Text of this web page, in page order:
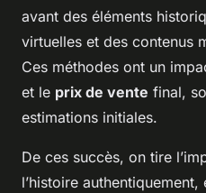
avant des éléments
virtuelles et des contenus
Ces méthodes ont un
et le prix de vente final,
estimations initiales.
De ces succès, on tire
l’histoire authentiquement,